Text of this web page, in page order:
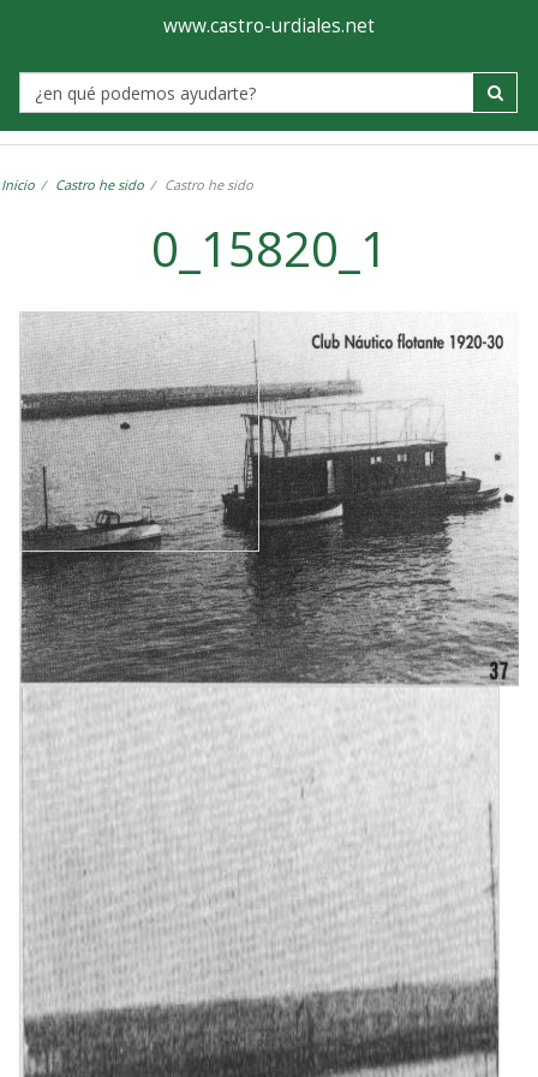
Ayuntamiento
de
Castro-
Urdiales
www.castro-urdiales.net
Label
Inicio Castro he sido Castro he sido
0_15820_1